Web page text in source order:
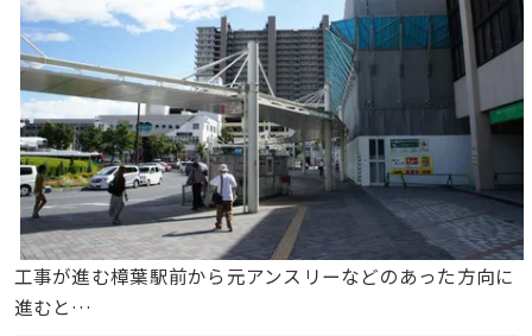
工事が進む樟葉駅前から元アンスリーなどのあった方向に
進むと…